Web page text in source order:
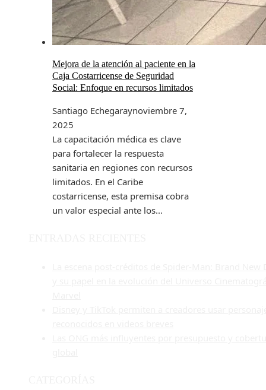
Mejora de la atención al paciente en la
Caja Costarricense de Seguridad
Social: Enfoque en recursos limitados
Santiago Echegaraynoviembre 7,
2025
La capacitación médica es clave
para fortalecer la respuesta
sanitaria en regiones con recursos
limitados. En el Caribe
costarricense, esta premisa cobra
un valor especial ante los...